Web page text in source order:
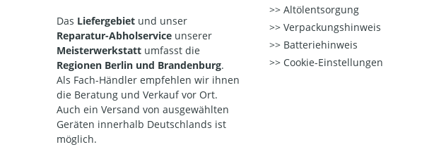
Das Liefergebiet und unser
Reparatur-Abholservice unserer
Meisterwerkstatt umfasst die
Regionen Berlin und Brandenburg.
Als Fach-Händler empfehlen wir ihnen
die Beratung und Verkauf vor Ort.
Auch ein Versand von ausgewählten
Geräten innerhalb Deutschlands ist
möglich.
Altölentsorgung
Verpackungshinweis
Batteriehinweis
Cookie-Einstellungen